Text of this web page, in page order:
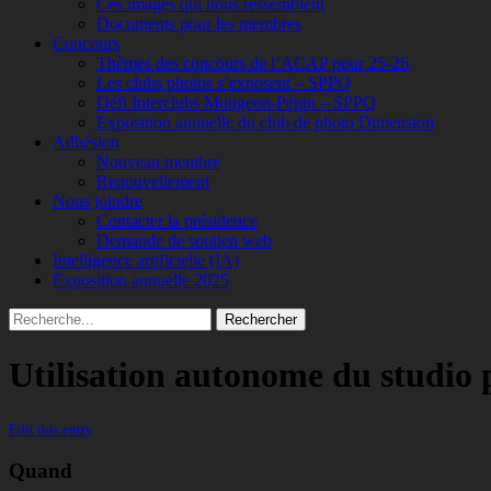
Ces images qui nous ressemblent
Documents pour les membres
Concours
Thèmes des concours de l’ACAP pour 25-26
Les clubs photos s’exposent – SPPQ
Défi Interclubs Mongeon-Pépin – SPPQ
Exposition annuelle du club de photo Dimension
Adhésion
Nouveau membre
Renouvellement
Nous joindre
Contacter la présidence
Demande de soutien web
Intelligence artificielle (IA)
Exposition annuelle 2025
Recherche
Rechercher :
Utilisation autonome du studio
Edit this entry
Quand